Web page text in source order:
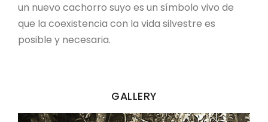
un nuevo cachorro suyo es un símbolo vivo de
que la coexistencia con la vida silvestre es
posible y necesaria.
GALLERY